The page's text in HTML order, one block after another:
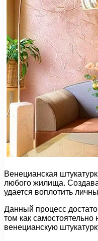
Венецианская
любого жилища.
удается воплотить
Данный процесс
том как самостоятельно
венецианскую